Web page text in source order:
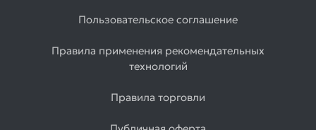
Пользовательское соглашение
Правила применения рекомендательных
технологий
Правила торговли